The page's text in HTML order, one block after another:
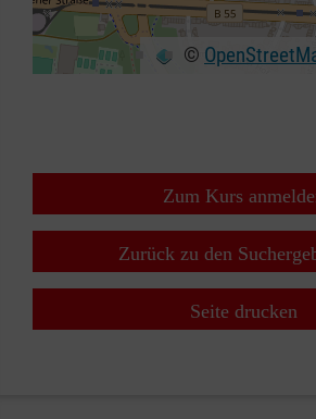
©
Zum Kurs
Zurück zu den
Seite drucken